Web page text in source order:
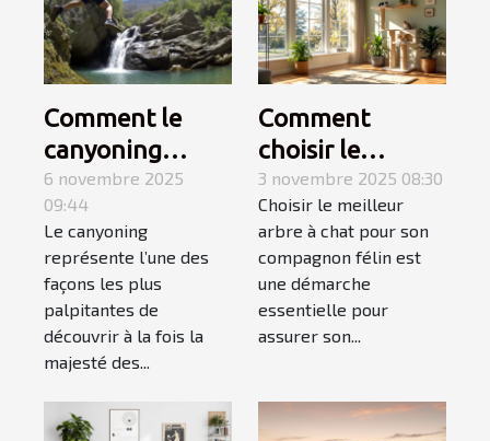
Comment le
canyoning
fusionne
montagne et
mer pour une
aventure
inoubliable ?
6 novembre 2025
09:44
Le canyoning
représente l’une des
façons les plus
palpitantes de
découvrir à la fois la
majesté des...
Comment
choisir le
meilleur arbre à
chat pour votre
compagnon ?
3 novembre 2025 08:30
Choisir le meilleur
arbre à chat pour son
compagnon félin est
une démarche
essentielle pour
assurer son...